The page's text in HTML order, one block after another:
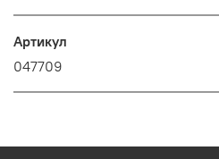
Артикул
047709